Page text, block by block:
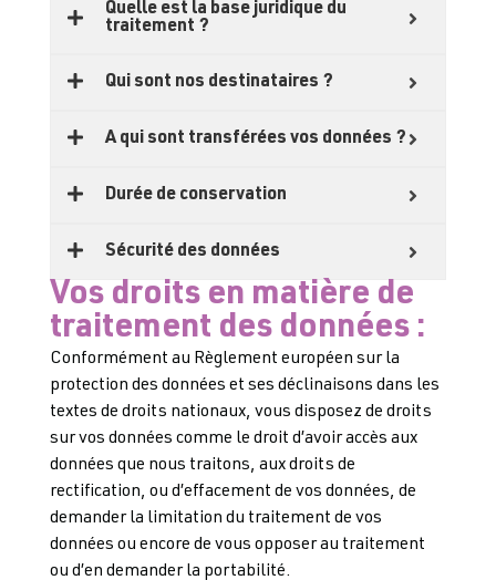
Quelle est la base juridique du
traitement ?
Qui sont nos destinataires ?
A qui sont transférées vos données ?
Durée de conservation
Sécurité des données
Vos droits en matière de
traitement des données :
Conformément au Règlement européen sur la
protection des données et ses déclinaisons dans les
textes de droits nationaux, vous disposez de droits
sur vos données comme le droit d’avoir accès aux
données que nous traitons, aux droits de
rectification, ou d’effacement de vos données, de
demander la limitation du traitement de vos
données ou encore de vous opposer au traitement
ou d’en demander la portabilité.